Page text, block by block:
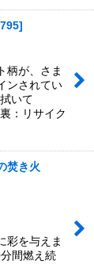
]
柄が、さま
ンされてい
いて
：リサイク
焚き火
彩を与えま
間燃え続